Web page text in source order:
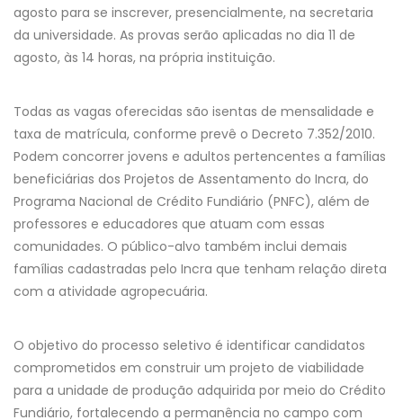
agosto para se inscrever, presencialmente, na secretaria
da universidade. As provas serão aplicadas no dia 11 de
agosto, às 14 horas, na própria instituição.
Todas as vagas oferecidas são isentas de mensalidade e
taxa de matrícula, conforme prevê o Decreto 7.352/2010.
Podem concorrer jovens e adultos pertencentes a famílias
beneficiárias dos Projetos de Assentamento do Incra, do
Programa Nacional de Crédito Fundiário (PNFC), além de
professores e educadores que atuam com essas
comunidades. O público-alvo também inclui demais
famílias cadastradas pelo Incra que tenham relação direta
com a atividade agropecuária.
O objetivo do processo seletivo é identificar candidatos
comprometidos em construir um projeto de viabilidade
para a unidade de produção adquirida por meio do Crédito
Fundiário, fortalecendo a permanência no campo com